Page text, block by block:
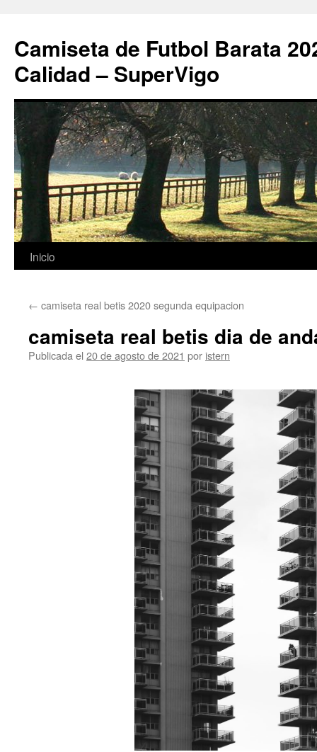
Camiseta de Futbol Barata
Calidad – SuperVigo
Saltar
contenido
Inicio
← camiseta real betis 2020 segunda equipacion
camiseta real betis dia de
Publicada el 20 de agosto de 2021 por istern